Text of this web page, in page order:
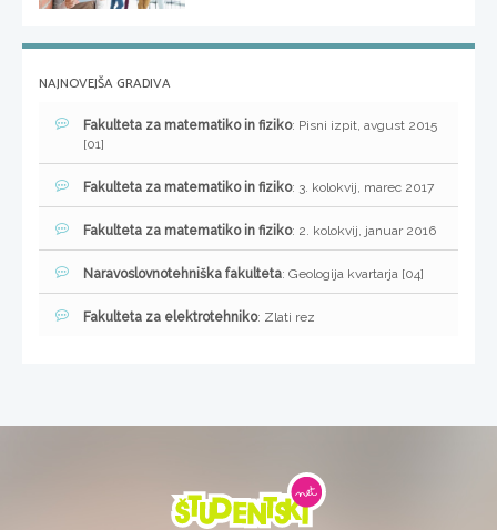
NAJNOVEJŠA GRADIVA
Fakulteta za matematiko in fiziko: Pisni izpit, avgust 2015
[01]
Fakulteta za matematiko in fiziko: 3. kolokvij, marec 2017
Fakulteta za matematiko in fiziko: 2. kolokvij, januar 2016
Naravoslovnotehniška fakulteta: Geologija kvartarja [04]
Fakulteta za elektrotehniko: Zlati rez